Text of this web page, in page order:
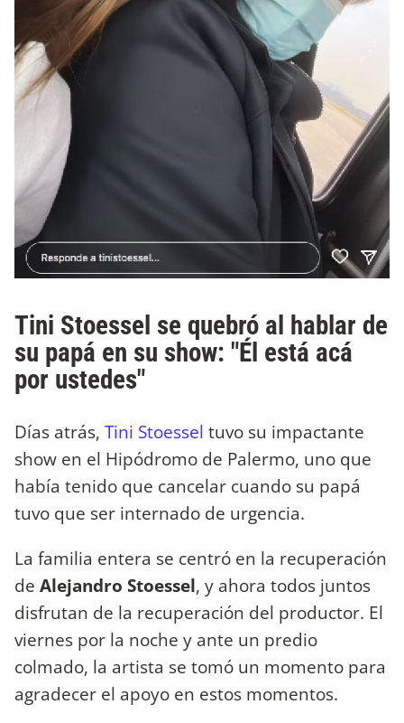
Tini Stoessel se quebró al hablar de
su papá en su show: "Él está acá
por ustedes"
Días atrás, Tini Stoessel tuvo su impactante
show en el Hipódromo de Palermo, uno que
había tenido que cancelar cuando su papá
tuvo que ser internado de urgencia.
La familia entera se centró en la recuperación
de Alejandro Stoessel, y ahora todos juntos
disfrutan de la recuperación del productor. El
viernes por la noche y ante un predio
colmado, la artista se tomó un momento para
agradecer el apoyo en estos momentos.